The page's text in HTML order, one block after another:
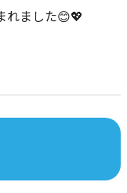
れました😊💖